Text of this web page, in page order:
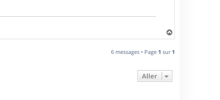
a
t
6 messages • Page 1 sur 1
Aller